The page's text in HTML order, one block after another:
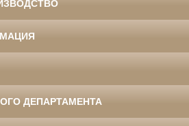
ДЕПАРТАМЕНТА